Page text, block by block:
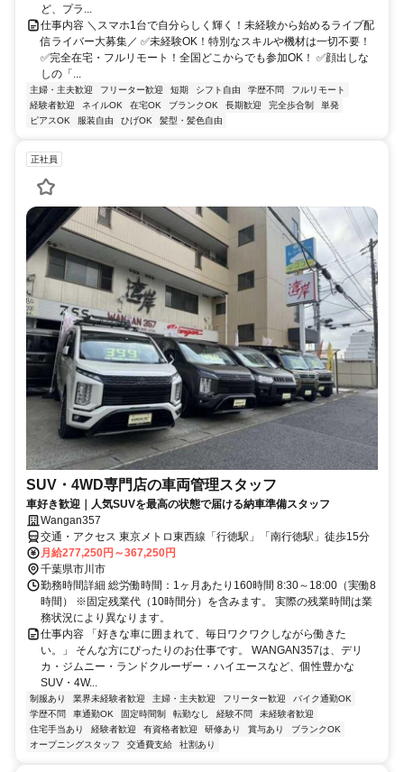
ど、プラ...
仕事内容 ＼スマホ1台で自分らしく輝く！未経験から始めるライブ配
信ライバー大募集／ ✅未経験OK！特別なスキルや機材は一切不要！
✅完全在宅・フルリモート！全国どこからでも参加OK！ ✅顔出しな
しの「...
主婦・主夫歓迎 フリーター歓迎 短期 シフト自由 学歴不問
フルリモート
経験者歓迎
ネイルOK 在宅OK ブランクOK 長期歓迎 完全歩合制
単発
ピアスOK
服装自由 ひげOK 髪型・髪色自由
正社員
SUV・4WD専門店の車両管理スタッフ
車好き歓迎｜人気SUVを最高の状態で届ける納車準備スタッフ
Wangan357
交通・アクセス 東京メトロ東西線「行徳駅」「南行徳駅」徒歩15分
月給277,250円～367,250円
千葉県市川市
勤務時間詳細 総労働時間：1ヶ月あたり160時間 8:30～18:00（実働8
時間） ※固定残業代（10時間分）を含みます。 実際の残業時間は業
務状況により異なります。
仕事内容 「好きな車に囲まれて、毎日ワクワクしながら働きた
い。」 そんな方にぴったりのお仕事です。 WANGAN357は、デリ
カ・ジムニー・ランドクルーザー・ハイエースなど、個性豊かな
SUV・4W...
制服あり 業界未経験者歓迎 主婦・主夫歓迎 フリーター歓迎
バイク通勤OK
学歴不問
車通勤OK 固定時間制 転勤なし 経験不問
未経験者歓迎
住宅手当あり
経験者歓迎 有資格者歓迎 研修あり 賞与あり
ブランクOK
オープニングスタッフ
交通費支給 社割あり